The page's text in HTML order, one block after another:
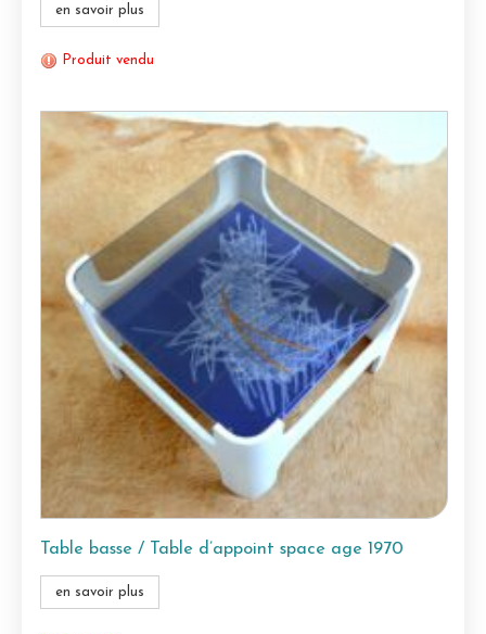
en savoir plus
Produit vendu
Table basse / Table d’appoint space age 1970
en savoir plus